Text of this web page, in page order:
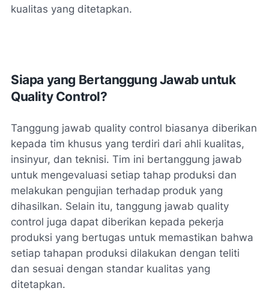
kualitas yang ditetapkan.
Siapa yang Bertanggung Jawab untuk
Quality Control?
Tanggung jawab quality control biasanya diberikan
kepada tim khusus yang terdiri dari ahli kualitas,
insinyur, dan teknisi. Tim ini bertanggung jawab
untuk mengevaluasi setiap tahap produksi dan
melakukan pengujian terhadap produk yang
dihasilkan. Selain itu, tanggung jawab quality
control juga dapat diberikan kepada pekerja
produksi yang bertugas untuk memastikan bahwa
setiap tahapan produksi dilakukan dengan teliti
dan sesuai dengan standar kualitas yang
ditetapkan.